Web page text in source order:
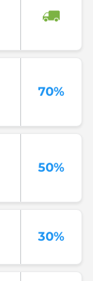
70%
50%
30%